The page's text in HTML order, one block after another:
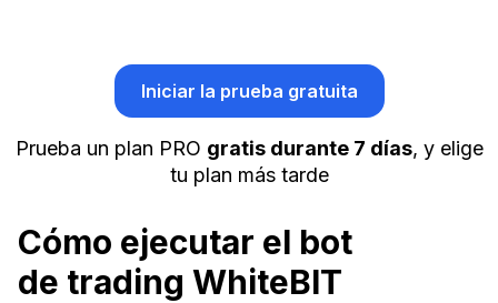
Iniciar la prueba gratuita
Prueba un plan PRO gratis durante 7 días, y elige
tu plan más tarde
Cómo ejecutar el bot
de trading WhiteBIT